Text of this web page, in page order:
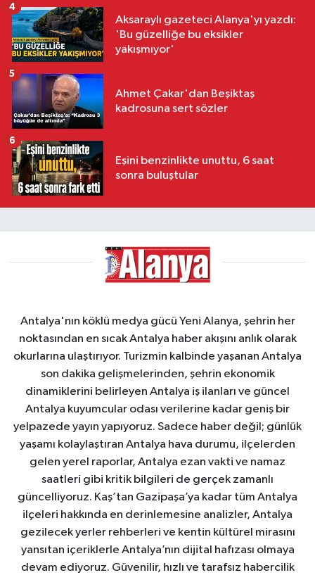
Aksaraylı gazeteci Alanya'yı yazdı:
'Bu güzelliğe bu eksikler
yakışmıyor'
4
Ahmet Çakar'dan Beşiktaş
kadrosuna sert sözler
5
Eşini benzinlikte unuttu, 6 saat
sonra buluştular
6
Antalya'nın köklü medya gücü Yeni Alanya, şehrin her
noktasından en sıcak Antalya haber akışını anlık olarak
okurlarına ulaştırıyor. Turizmin kalbinde yaşanan Antalya
son dakika gelişmelerinden, şehrin ekonomik
dinamiklerini belirleyen Antalya iş ilanları ve güncel
Antalya kuyumcular odası verilerine kadar geniş bir
yelpazede yayın yapıyoruz. Sadece haber değil; günlük
yaşamı kolaylaştıran Antalya hava durumu, ilçelerden
gelen yerel raporlar, Antalya ezan vakti ve namaz
saatleri gibi kritik bilgileri de gerçek zamanlı
güncelliyoruz. Kaş’tan Gazipaşa’ya kadar tüm Antalya
ilçeleri hakkında en derinlemesine analizler, Antalya
gezilecek yerler rehberleri ve kentin kültürel mirasını
yansıtan içeriklerle Antalya’nın dijital hafızası olmaya
devam ediyoruz. Güvenilir, hızlı ve tarafsız habercilik